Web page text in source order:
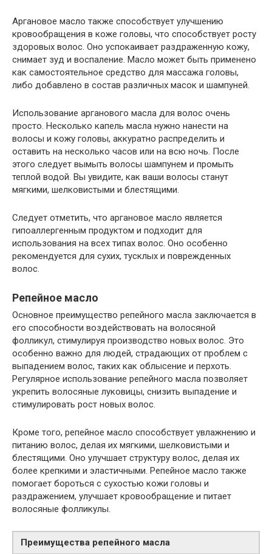
Аргановое масло также способствует улучшению
кровообращения в коже головы, что способствует росту
здоровых волос. Оно успокаивает раздраженную кожу,
снимает зуд и воспаление. Масло может быть применено
как самостоятельное средство для массажа головы,
либо добавлено в состав различных масок и шампуней.
Использование арганового масла для волос очень
просто. Несколько капель масла нужно нанести на
волосы и кожу головы, аккуратно распределить и
оставить на несколько часов или на всю ночь. После
этого следует вымыть волосы шампунем и промыть
теплой водой. Вы увидите, как ваши волосы станут
мягкими, шелковистыми и блестящими.
Следует отметить, что аргановое масло является
гипоаллергенным продуктом и подходит для
использования на всех типах волос. Оно особенно
рекомендуется для сухих, тусклых и поврежденных
волос.
Репейное масло
Основное преимущество репейного масла заключается в
его способности воздействовать на волосяной
фолликул, стимулируя производство новых волос. Это
особенно важно для людей, страдающих от проблем с
выпадением волос, таких как облысение и перхоть.
Регулярное использование репейного масла позволяет
укрепить волосяные луковицы, снизить выпадение и
стимулировать рост новых волос.
Кроме того, репейное масло способствует увлажнению и
питанию волос, делая их мягкими, шелковистыми и
блестящими. Оно улучшает структуру волос, делая их
более крепкими и эластичными. Репейное масло также
помогает бороться с сухостью кожи головы и
раздражением, улучшает кровообращение и питает
волосяные фолликулы.
Преимущества репейного масла